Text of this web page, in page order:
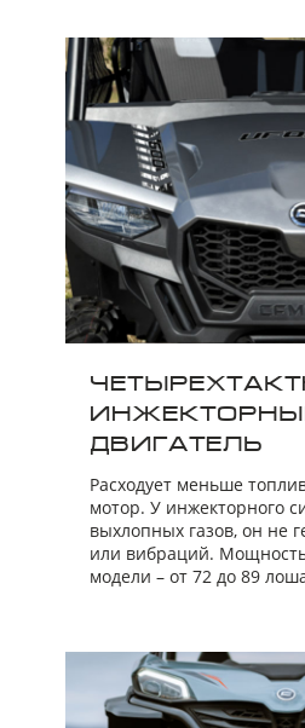
ДВИГАТЕЛЬ
Расходует меньше
мотор. У инжекторного
выхлопных газов, он не
или вибраций.
модели – от 72 до 89